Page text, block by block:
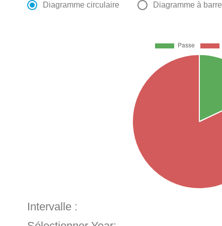
Diagramme circulaire Diagramme à
Intervalle :